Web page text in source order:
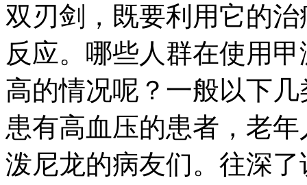
双刃剑，既要利用它的
反应。哪些人群在使用
高的情况呢？一般以下
患有高血压的患者，老
泼尼龙的病友们。往深